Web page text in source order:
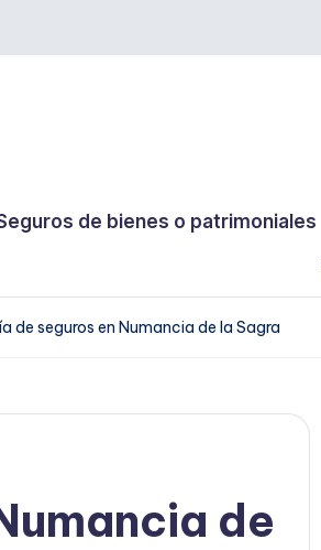
de bienes o patrimoniales
de seguros en Numancia de la Sagra
de